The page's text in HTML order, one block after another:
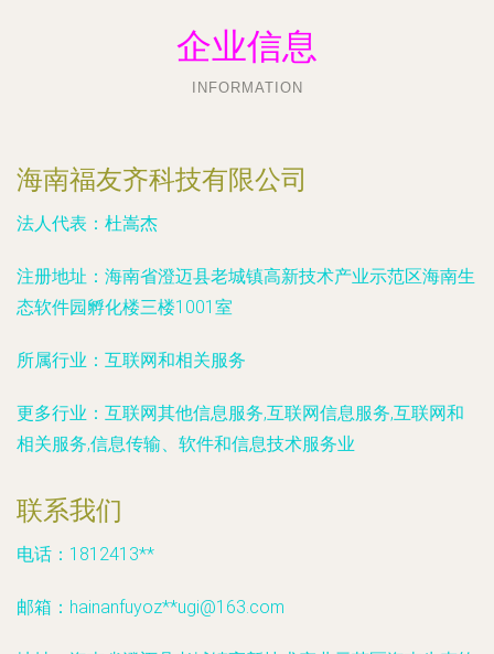
企业信息
INFORMATION
海南福友齐科技有限公司
法人代表： 杜嵩杰
注册地址： 海南省澄迈县老城镇高新技术产业示范区海南生
态软件园孵化楼三楼1001室
所属行业： 互联网和相关服务
更多行业： 互联网其他信息服务,互联网信息服务,互联网和
相关服务,信息传输、软件和信息技术服务业
联系我们
电话：1812413**
邮箱：hainanfuyoz**ugi@163.com